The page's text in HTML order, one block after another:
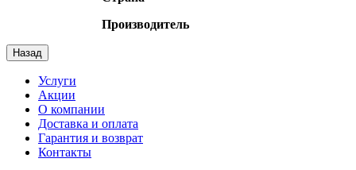
Производитель
Назад
Услуги
Акции
О компании
Доставка и оплата
Гарантия и возврат
Контакты